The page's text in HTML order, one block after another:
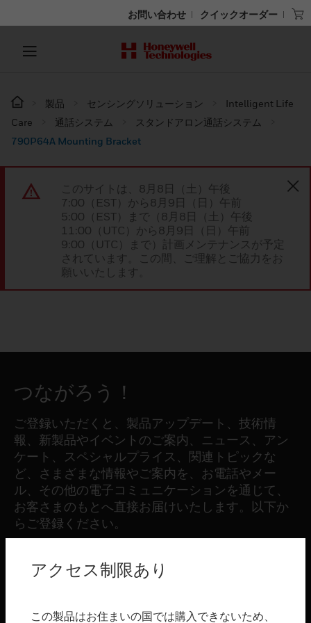
お問い合わせ クイックオーダー
製品 センシングソリューション
Intelligent Life
Care
通話システム
スタンドアロン通話システム
790P64A Mounting Bracket
このサイトは、8月8日（土）午後
7:00（EST）から8月9日（日）午前
5:00（EST）まで（8月8日（土）午後
11:00（UTC）から8月9日（日）午前
9:00（UTC）まで）計画メンテナンスが予定
されています。この間、ご理解とご協力をお
願いいたします。
つながろう！
ご登録いただくと、製品アップデート、技術情
報、新製品やイベントのご案内、ニュース、アン
ケート、スペシャルプライス、関連トピックな
ど、さまざまな情報やご案内を、お電話やメー
ル、その他の電子コミュニケーションを通じて、
お客さまのもとへ直接お届けいたします。以下か
らご登録ください。
登録する
製品
アクセス制限あり
この製品はお住まいの国では購入できないため、